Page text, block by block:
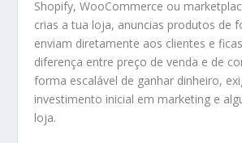
Shopify, WooCommerce ou
crias a tua loja, anuncias produtos de
enviam diretamente aos clientes e
diferença entre preço de venda e de
forma escalável de ganhar dinheiro,
investimento inicial em marketing e
loja.